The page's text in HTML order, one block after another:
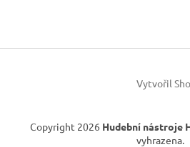
í
Vytvořil
Copyright 2026 Hudební nástroje
vyhrazena.